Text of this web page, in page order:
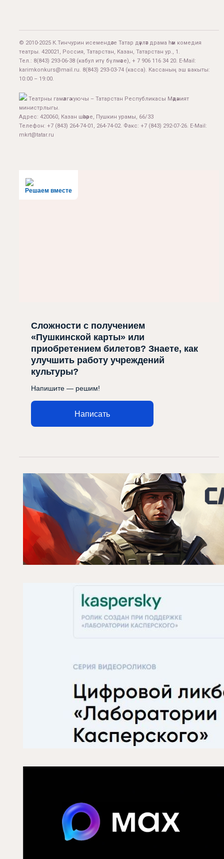
© 2010-2025 К.Тинчурин исемендәге Татар дәүләт драма һәм комедия
театры. 420021, Россия, Татарстан, Казан, Татарстан ур., 1.
Тел.: 8(843) 293-06-38 (кабул итү бүлмәсе), + 7 906 116 34 20. E-Mail:
karimkonkurs@mail.ru. 8(843) 293-03-74 (касса). Кассаның эш вакыты:
10:00 – 19:00.
Театрны гамәлгә куючы – Татарстан Республикасы Мәдәният
министрлыгы.
Адрес: 420060, Казан шәһәре, Пушкин урамы, 66/33
Телефон: +7 (843) 264-74-01, 264-74-02. Факс: +7 (843) 292-07-26. E-Mail:
mkrt@tatar.ru
Решаем вместе
Сложности с получением
«Пушкинской карты» или
приобретением билетов? Знаете, как
улучшить работу учреждений
культуры?
Напишите — решим!
Написать